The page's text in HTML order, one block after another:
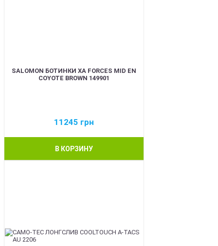
SALOMON БОТИНКИ XA FORCES MID EN
COYOTE BROWN 149901
11245 грн
В КОРЗИНУ